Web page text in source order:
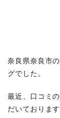
奈良県奈良市
グでした。
最近、口コミ
だいております